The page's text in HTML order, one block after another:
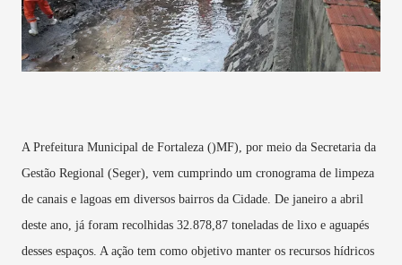
A Prefeitura Municipal de Fortaleza ()MF), por meio da Secretaria da
Gestão Regional (Seger), vem cumprindo um cronograma de limpeza
de canais e lagoas em diversos bairros da Cidade. De janeiro a abril
deste ano, já foram recolhidas 32.878,87 toneladas de lixo e aguapés
desses espaços. A ação tem como objetivo manter os recursos hídricos